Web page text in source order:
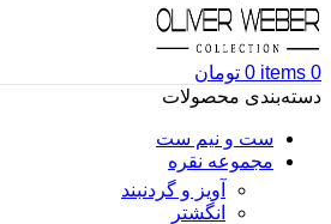
0
items
0 تومان
دسته‌بندی محصولات
ست و نیم ست
مجموعه نقره
آویز و گردنبند
انگشتر